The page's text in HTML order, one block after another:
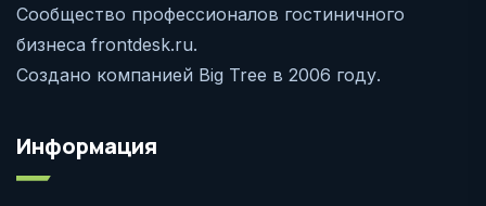
Сообщество профессионалов гостиничного
бизнеса frontdesk.ru.
Создано компанией Big Tree в 2006 году.
Информация